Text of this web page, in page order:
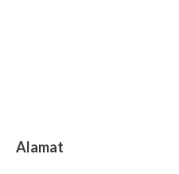
Alamat